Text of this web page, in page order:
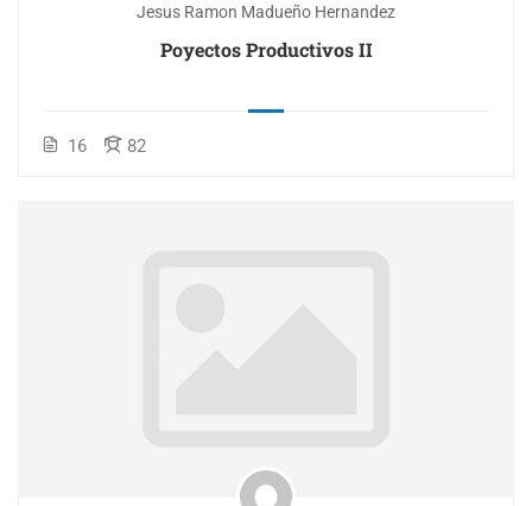
Jesus Ramon Madueño Hernandez
Poyectos Productivos II
16 82